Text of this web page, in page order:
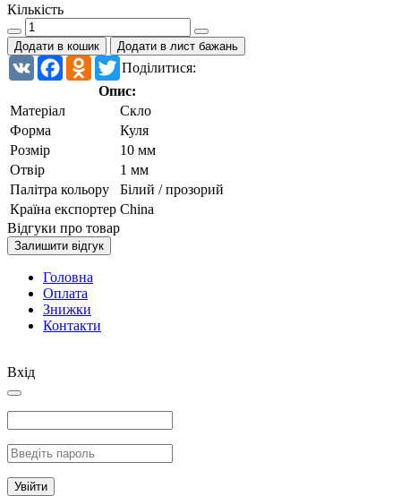
Кількість
Додати в кошик Додати в лист бажань
Поділитися:
VK FacebookOdnoklassniki
Twitter
Опис:
Матеріал
Скло
Форма
Куля
Розмір
10 мм
Отвір
1 мм
Палітра кольору
Білий / прозорий
Країна експортер China
Відгуки про товар
Залишити відгук
Головна
Оплата
Знижки
Контакти
Вхід
Увійти